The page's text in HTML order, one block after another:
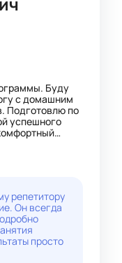
Буду
с домашним
Подготовлю по
успешного
чтобы
проблемы, а
знаний.
репетитору
Он всегда
просто